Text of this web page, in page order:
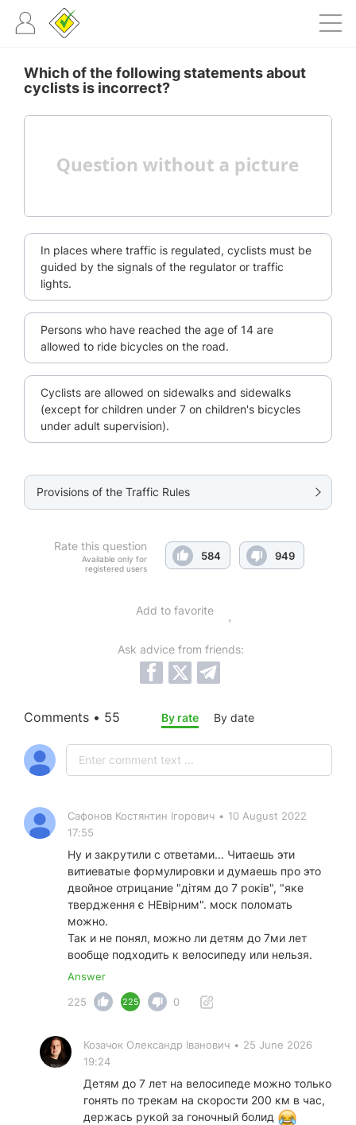
Which of the following statements about
cyclists is incorrect?
In places where traffic is regulated, cyclists must be
guided by the signals of the regulator or traffic
lights.
Persons who have reached the age of 14 are
allowed to ride bicycles on the road.
Cyclists are allowed on sidewalks and sidewalks
(except for children under 7 on children's bicycles
under adult supervision).
Provisions of the Traffic Rules
Rate this question
Available only for
registered users
584 949
Add to favorite
Ask advice from friends:
Comments • 55 By rate By date
Сафонов Костянтин Ігорович • 10 August 2022
17:55
Ну и закрутили с ответами... Читаешь эти
витиеватые формулировки и думаешь про это
двойное отрицание "дітям до 7 років", "яке
твердження є НЕвірним". моск поломать
можно.
Так и не понял, можно ли детям до 7ми лет
вообще подходить к велосипеду или нельзя.
Answer
225
225 0
Козачок Олександр Іванович • 25 June 2026
19:24
Детям до 7 лет на велосипеде можно только
гонять по трекам на скорости 200 км в час,
держась рукой за гоночный болид